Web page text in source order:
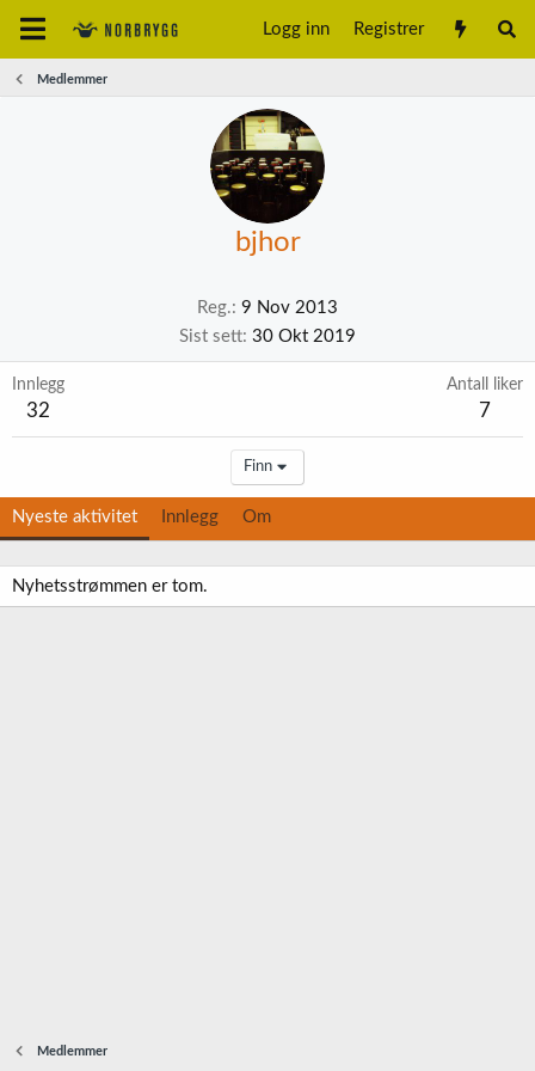
Logg inn Registrer
Medlemmer
bjhor
Reg. 9 Nov 2013
Sist sett 30 Okt 2019
Innlegg
32
Antall liker
7
Finn
Nyeste aktivitet Innlegg Om
Nyhetsstrømmen er tom.
Medlemmer